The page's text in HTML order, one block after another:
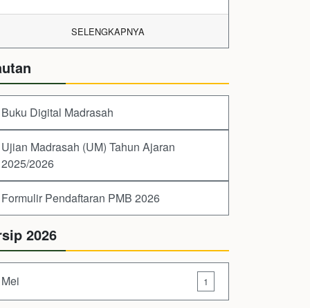
SELENGKAPNYA
Buku Digital Madrasah
Ujian Madrasah (UM) Tahun Ajaran
2025/2026
Formulir Pendaftaran PMB 2026
2026
Mei 1